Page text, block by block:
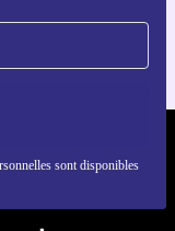
sont disponibles